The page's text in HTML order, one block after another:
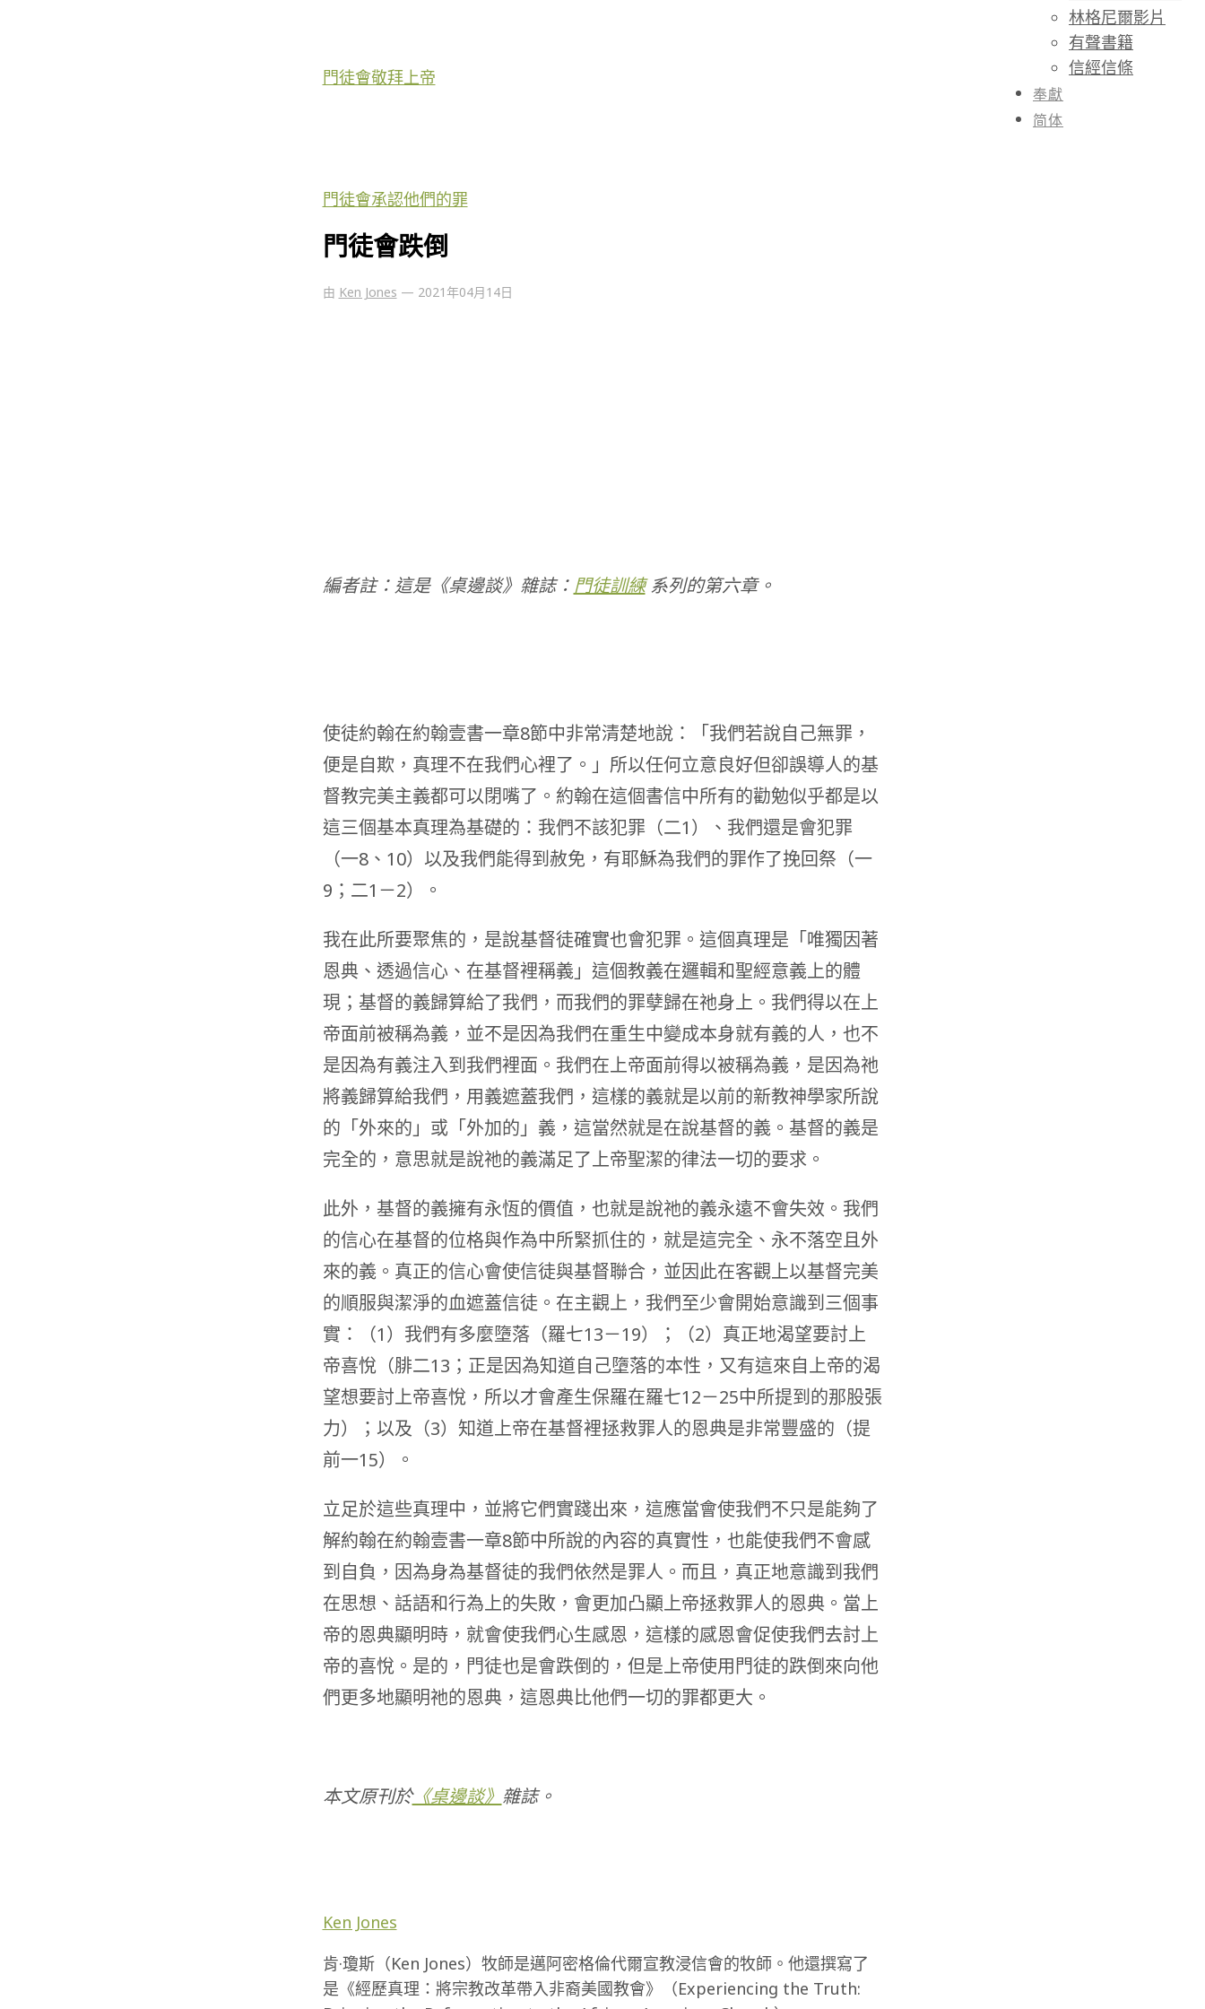
林格尼爾影片
有聲書籍
信經信條
奉獻
简体
門徒會敬拜上帝
門徒會承認他們的罪
門徒會跌倒
由 Ken Jones — 2021年04月14日
編者註：這是《桌邊談》雜誌： 門徒訓練系列的第六章。
使徒約翰在約翰壹書一章8節中非常清楚地說：「我們若說自己無罪，
便是自欺，真理不在我們心裡了。」所以任何立意良好但卻誤導人的基
督教完美主義都可以閉嘴了。約翰在這個書信中所有的勸勉似乎都是以
這三個基本真理為基礎的：我們不該犯罪（二1）、我們還是會犯罪
（一8、10）以及我們能得到赦免，有耶穌為我們的罪作了挽回祭（一
9；二1－2）。
我在此所要聚焦的，是說基督徒確實也會犯罪。這個真理是「唯獨因著
恩典、透過信心、在基督裡稱義」這個教義在邏輯和聖經意義上的體
現；基督的義歸算給了我們，而我們的罪孽歸在祂身上。我們得以在上
帝面前被稱為義，並不是因為我們在重生中變成本身就有義的人，也不
是因為有義注入到我們裡面。我們在上帝面前得以被稱為義，是因為祂
將義歸算給我們，用義遮蓋我們，這樣的義就是以前的新教神學家所說
的「外來的」或「外加的」義，這當然就是在說基督的義。基督的義是
完全的，意思就是說祂的義滿足了上帝聖潔的律法一切的要求。
此外，基督的義擁有永恆的價值，也就是說祂的義永遠不會失效。我們
的信心在基督的位格與作為中所緊抓住的，就是這完全、永不落空且外
來的義。真正的信心會使信徒與基督聯合，並因此在客觀上以基督完美
的順服與潔淨的血遮蓋信徒。在主觀上，我們至少會開始意識到三個事
實：（1）我們有多麼墮落（羅七13－19）；（2）真正地渴望要討上
帝喜悅（腓二13；正是因為知道自己墮落的本性，又有這來自上帝的渴
望想要討上帝喜悅，所以才會產生保羅在羅七12－25中所提到的那股張
力）；以及（3）知道上帝在基督裡拯救罪人的恩典是非常豐盛的（提
前一15）。
立足於這些真理中，並將它們實踐出來，這應當會使我們不只是能夠了
解約翰在約翰壹書一章8節中所說的內容的真實性，也能使我們不會感
到自負，因為身為基督徒的我們依然是罪人。而且，真正地意識到我們
在思想、話語和行為上的失敗，會更加凸顯上帝拯救罪人的恩典。當上
帝的恩典顯明時，就會使我們心生感恩，這樣的感恩會促使我們去討上
帝的喜悅。是的，門徒也是會跌倒的，但是上帝使用門徒的跌倒來向他
們更多地顯明祂的恩典，這恩典比他們一切的罪都更大。
本文原刊於《桌邊談》 雜誌。
Ken Jones
肯·瓊斯（Ken Jones）牧師是邁阿密格倫代爾宣教浸信會的牧師。他還撰寫了
是《經歷真理：將宗教改革帶入非裔美國教會》（Experiencing the Truth: